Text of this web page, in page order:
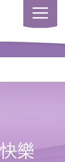
Toggle
樂